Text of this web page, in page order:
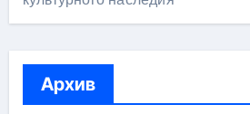
Архив